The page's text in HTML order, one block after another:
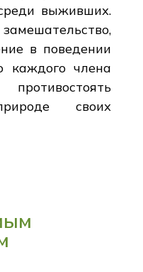
выживших.
в поведении
каждого члена
своих